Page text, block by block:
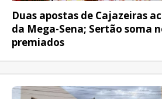
Duas apostas de Cajazeiras
da Mega-Sena; Sertão soma
premiados